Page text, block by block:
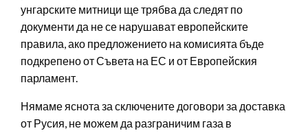
унгарските митници ще трябва да следят по
документи да не се нарушават европейските
правила, ако предложението на комисията бъде
подкрепено от Съвета на ЕС и от Европейския
парламент.
Нямаме яснота за сключените договори за доставка
от Русия, не можем да разграничим газа в